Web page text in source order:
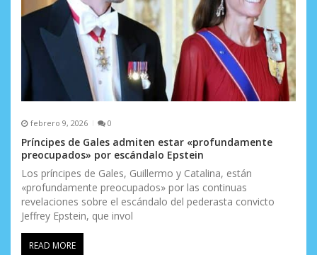
febrero 9, 2026 0
Príncipes de Gales admiten estar «profundamente
preocupados» por escándalo Epstein
Los príncipes de Gales, Guillermo y Catalina, están
«profundamente preocupados» por las continuas
revelaciones sobre el escándalo del pederasta convicto
Jeffrey Epstein, que invol
READ MORE